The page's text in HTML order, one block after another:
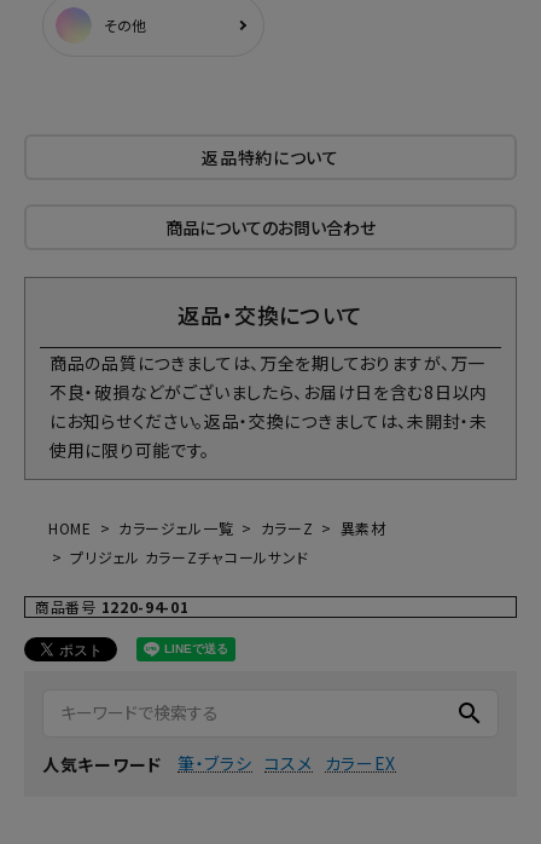
その他
返品特約について
商品についてのお問い合わせ
返品・交換について
商品の品質につきましては、万全を期しておりますが、万一
不良・破損などがございましたら、お届け日を含む8日以内
にお知らせください。返品・交換につきましては、未開封・未
使用に限り可能です。
HOME カラージェル一覧 カラーZ
異素材
プリジェル カラーZチャコールサンド
商品番号 1220-94-01
search
人気キーワード 筆・ブラシ コスメ カラーEX